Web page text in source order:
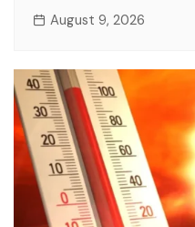
August 9, 2026